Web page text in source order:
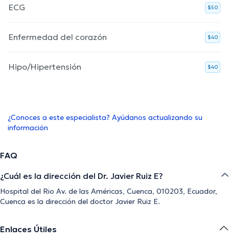
ECG $50
Enfermedad del corazón $40
Hipo/Hipertensión $40
¿Conoces a este especialista? Ayúdanos actualizando su
información
FAQ
¿Cuál es la dirección del Dr. Javier Ruiz E?
Hospital del Rio Av. de las Américas, Cuenca, 010203, Ecuador,
Cuenca es la dirección del doctor Javier Ruiz E.
Enlaces Útiles